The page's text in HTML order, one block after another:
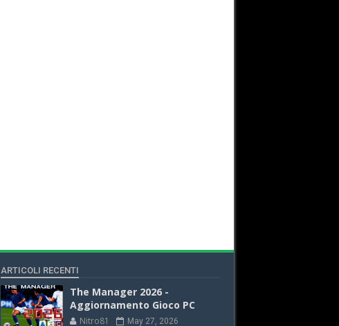
ARTICOLI RECENTI
The Manager 2026 -
Aggiornamento Gioco PC
Nitro81 May 27, 2026